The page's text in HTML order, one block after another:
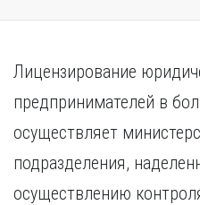
Лицензирование
предпринимателей в
осуществляет
подразделения,
осуществлению